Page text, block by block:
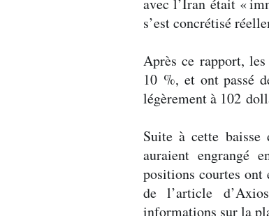
avec l’Iran était «
s’est concrétisé
Après ce rapport,
10 %, et ont passé
légèrement à 102
Suite à cette
auraient engrangé
positions courtes
de l’article
informations sur la